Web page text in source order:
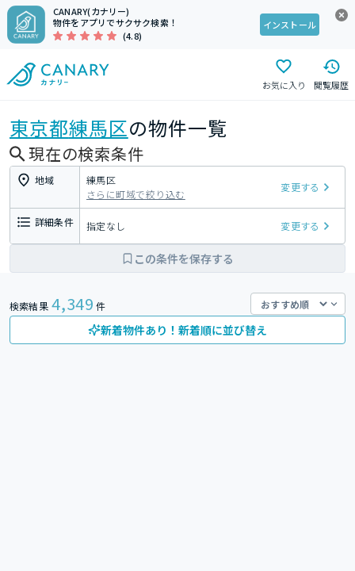
CANARY(カナリー)
物件をアプリでサクサク検索！
(4.8)
インストール
お気に入り 閲覧履歴
東京都練馬区の物件一覧
現在の検索条件
地域
練馬区
さらに町域で絞り込む
変更する
詳細条件 指定なし 変更する
この条件を保存する
検索結果 4,349 件
新着物件あり！新着順に並び替え